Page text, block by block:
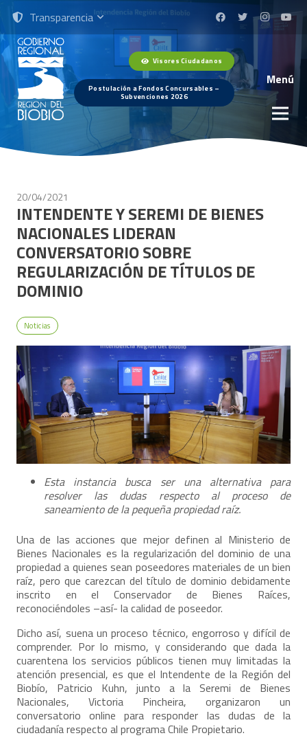
Transparencia
Visores Ciudadanos
Postulación a Fondos Concursables –
Subvenciones 2026
Menú
20/04/2021
INTENDENTE Y SEREMI DE BIENES
NACIONALES LIDERAN
CONVERSATORIO SOBRE
REGULARIZACIÓN DE TÍTULOS DE
DOMINIO
Noticias
Esta instancia busca ser una alternativa para
resolver las dudas respecto al proceso de
saneamiento de la pequeña propiedad raíz.
Una de las acciones que mejor definen al Ministerio de
Bienes Nacionales es la regularización del dominio de una
propiedad a quienes sean poseedores materiales de un bien
raíz, pero que carezcan del título de dominio debidamente
inscrito en el Conservador de Bienes Raíces,
reconociéndoles –así- la calidad de poseedor.
Dicho así, suena un proceso técnico, engorroso y difícil de
comprender. Por lo mismo, y considerando que dada la
cuarentena los servicios públicos tienen muy limitadas la
atención presencial, es que el Intendente de la Región del
Biobío, Patricio Kuhn, junto a la Seremi de Bienes
Nacionales, Victoria Pincheira, organizaron un
conversatorio online para responder las dudas de la
ciudadanía respecto al programa Chile Propietario.